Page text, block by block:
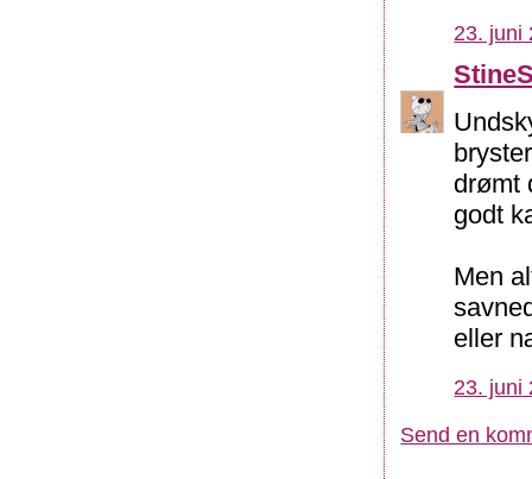
23. juni
drømt
godt
Men
eller
23. juni
Send en